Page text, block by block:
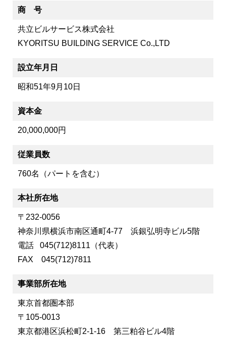
アルバイト採用情報
コーポレートサイトへ
商 号
共立ビルサービス株式会社
KYORITSU BUILDING SERVICE Co.,LTD
設立年月日
昭和51年9月10日
資本金
20,000,000円
従業員数
760名（パートを含む）
本社所在地
〒232-0056
神奈川県横浜市南区通町4-77 浜銀弘明寺ビル5階
電話 045(712)8111（代表）
FAX 045(712)7811
事業部所在地
東京首都圏本部
〒105-0013
東京都港区浜松町2-1-16 第三粕谷ビル4階